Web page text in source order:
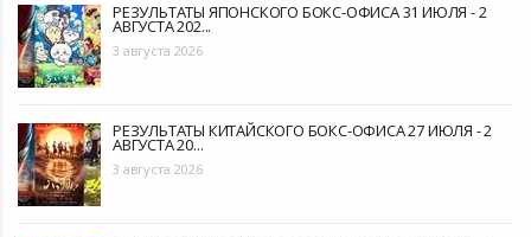
РЕЗУЛЬТАТЫ ЯПОНСКОГО БОКС-ОФИСА 31 ИЮЛЯ - 2
АВГУСТА 202...
3 августа 2026
РЕЗУЛЬТАТЫ КИТАЙСКОГО БОКС-ОФИСА 27 ИЮЛЯ - 2
АВГУСТА 20...
3 августа 2026